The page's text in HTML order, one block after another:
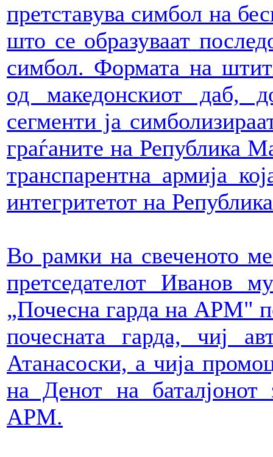
претставува симбол на
што се образуваат
симбол. Формата на
од македонскиот даб,
сегменти ја
граѓаните на Република
транспарентна армија
интегритетот на
Во рамки на свеченото
претседателот Иванов
„Почесна гарда на АРМ"
почесната гарда, чиј
Атанасоски, а чија
на Денот на
АРМ.